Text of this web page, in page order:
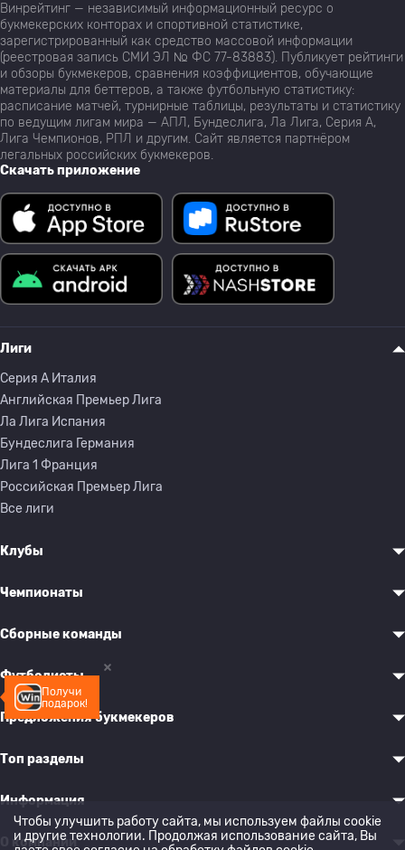
Получи
подарок!
Винрейтинг — независимый информационный ресурс о
букмекерских конторах и спортивной статистике,
зарегистрированный как средство массовой информации
(реестровая запись СМИ ЭЛ № ФС 77-83883). Публикует рейтинги
и обзоры букмекеров, сравнения коэффициентов, обучающие
материалы для беттеров, а также футбольную статистику:
расписание матчей, турнирные таблицы, результаты и статистику
по ведущим лигам мира — АПЛ, Бундеслига, Ла Лига, Серия А,
Лига Чемпионов, РПЛ и другим. Сайт является партнёром
легальных российских букмекеров.
Скачать приложение
Лиги
Серия A Италия
Английская Премьер Лига
Ла Лига Испания
Бундеслига Германия
Лига 1 Франция
Российская Премьер Лига
Все лиги
Клубы
Чемпионаты
Сборные команды
Футболисты
Предложения букмекеров
Топ разделы
Информация
О компании
Чтобы улучшить работу сайта, мы используем файлы cookie
и другие технологии. Продолжая использование сайта, Вы